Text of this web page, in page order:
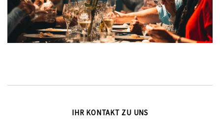
IHR KONTAKT ZU UNS